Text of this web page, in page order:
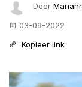
Door
03-09-2022
Kopieer link